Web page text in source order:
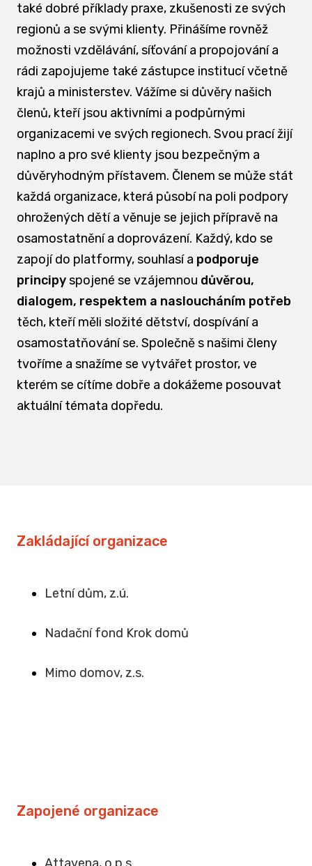
také dobré příklady praxe, zkušenosti ze svých
regionů a se svými klienty. Přinášíme rovněž
možnosti vzdělávání, síťování a propojování a
rádi zapojujeme také zástupce institucí včetně
krajů a ministerstev. Vážíme si důvěry našich
členů, kteří jsou aktivními a podpůrnými
organizacemi ve svých regionech. Svou prací žijí
naplno a pro své klienty jsou bezpečným a
důvěryhodným přístavem. Členem se může stát
každá organizace, která působí na poli podpory
ohrožených dětí a věnuje se jejich přípravě na
osamostatnění a doprovázení. Každý, kdo se
zapojí do platformy, souhlasí a podporuje
principyspojené se vzájemnou důvěrou,
dialogem, respektem a nasloucháním potřeb
těch, kteří měli složité dětství, dospívání a
osamostatňování se. Společně s našimi členy
tvoříme a snažíme se vytvářet prostor, ve
kterém se cítíme dobře a dokážeme posouvat
aktuální témata dopředu.
Zakládající organizace
Letní dům, z.ú.
Nadační fond Krok domů
Mimo domov, z.s.
Zapojené organizace